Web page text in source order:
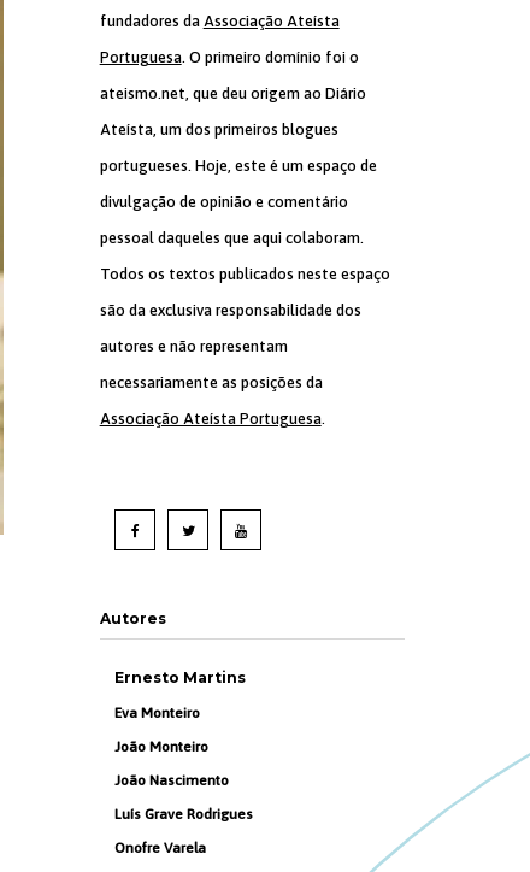
fundadores da Associação Ateísta
Portuguesa. O primeiro domínio foi o
ateismo.net, que deu origem ao Diário
Ateísta, um dos primeiros blogues
portugueses. Hoje, este é um espaço de
divulgação de opinião e comentário
pessoal daqueles que aqui colaboram.
Todos os textos publicados neste espaço
são da exclusiva responsabilidade dos
autores e não representam
necessariamente as posições da
Associação Ateísta Portuguesa.
Autores
Ernesto Martins
Eva Monteiro
João Monteiro
João Nascimento
Luís Grave Rodrigues
Onofre Varela